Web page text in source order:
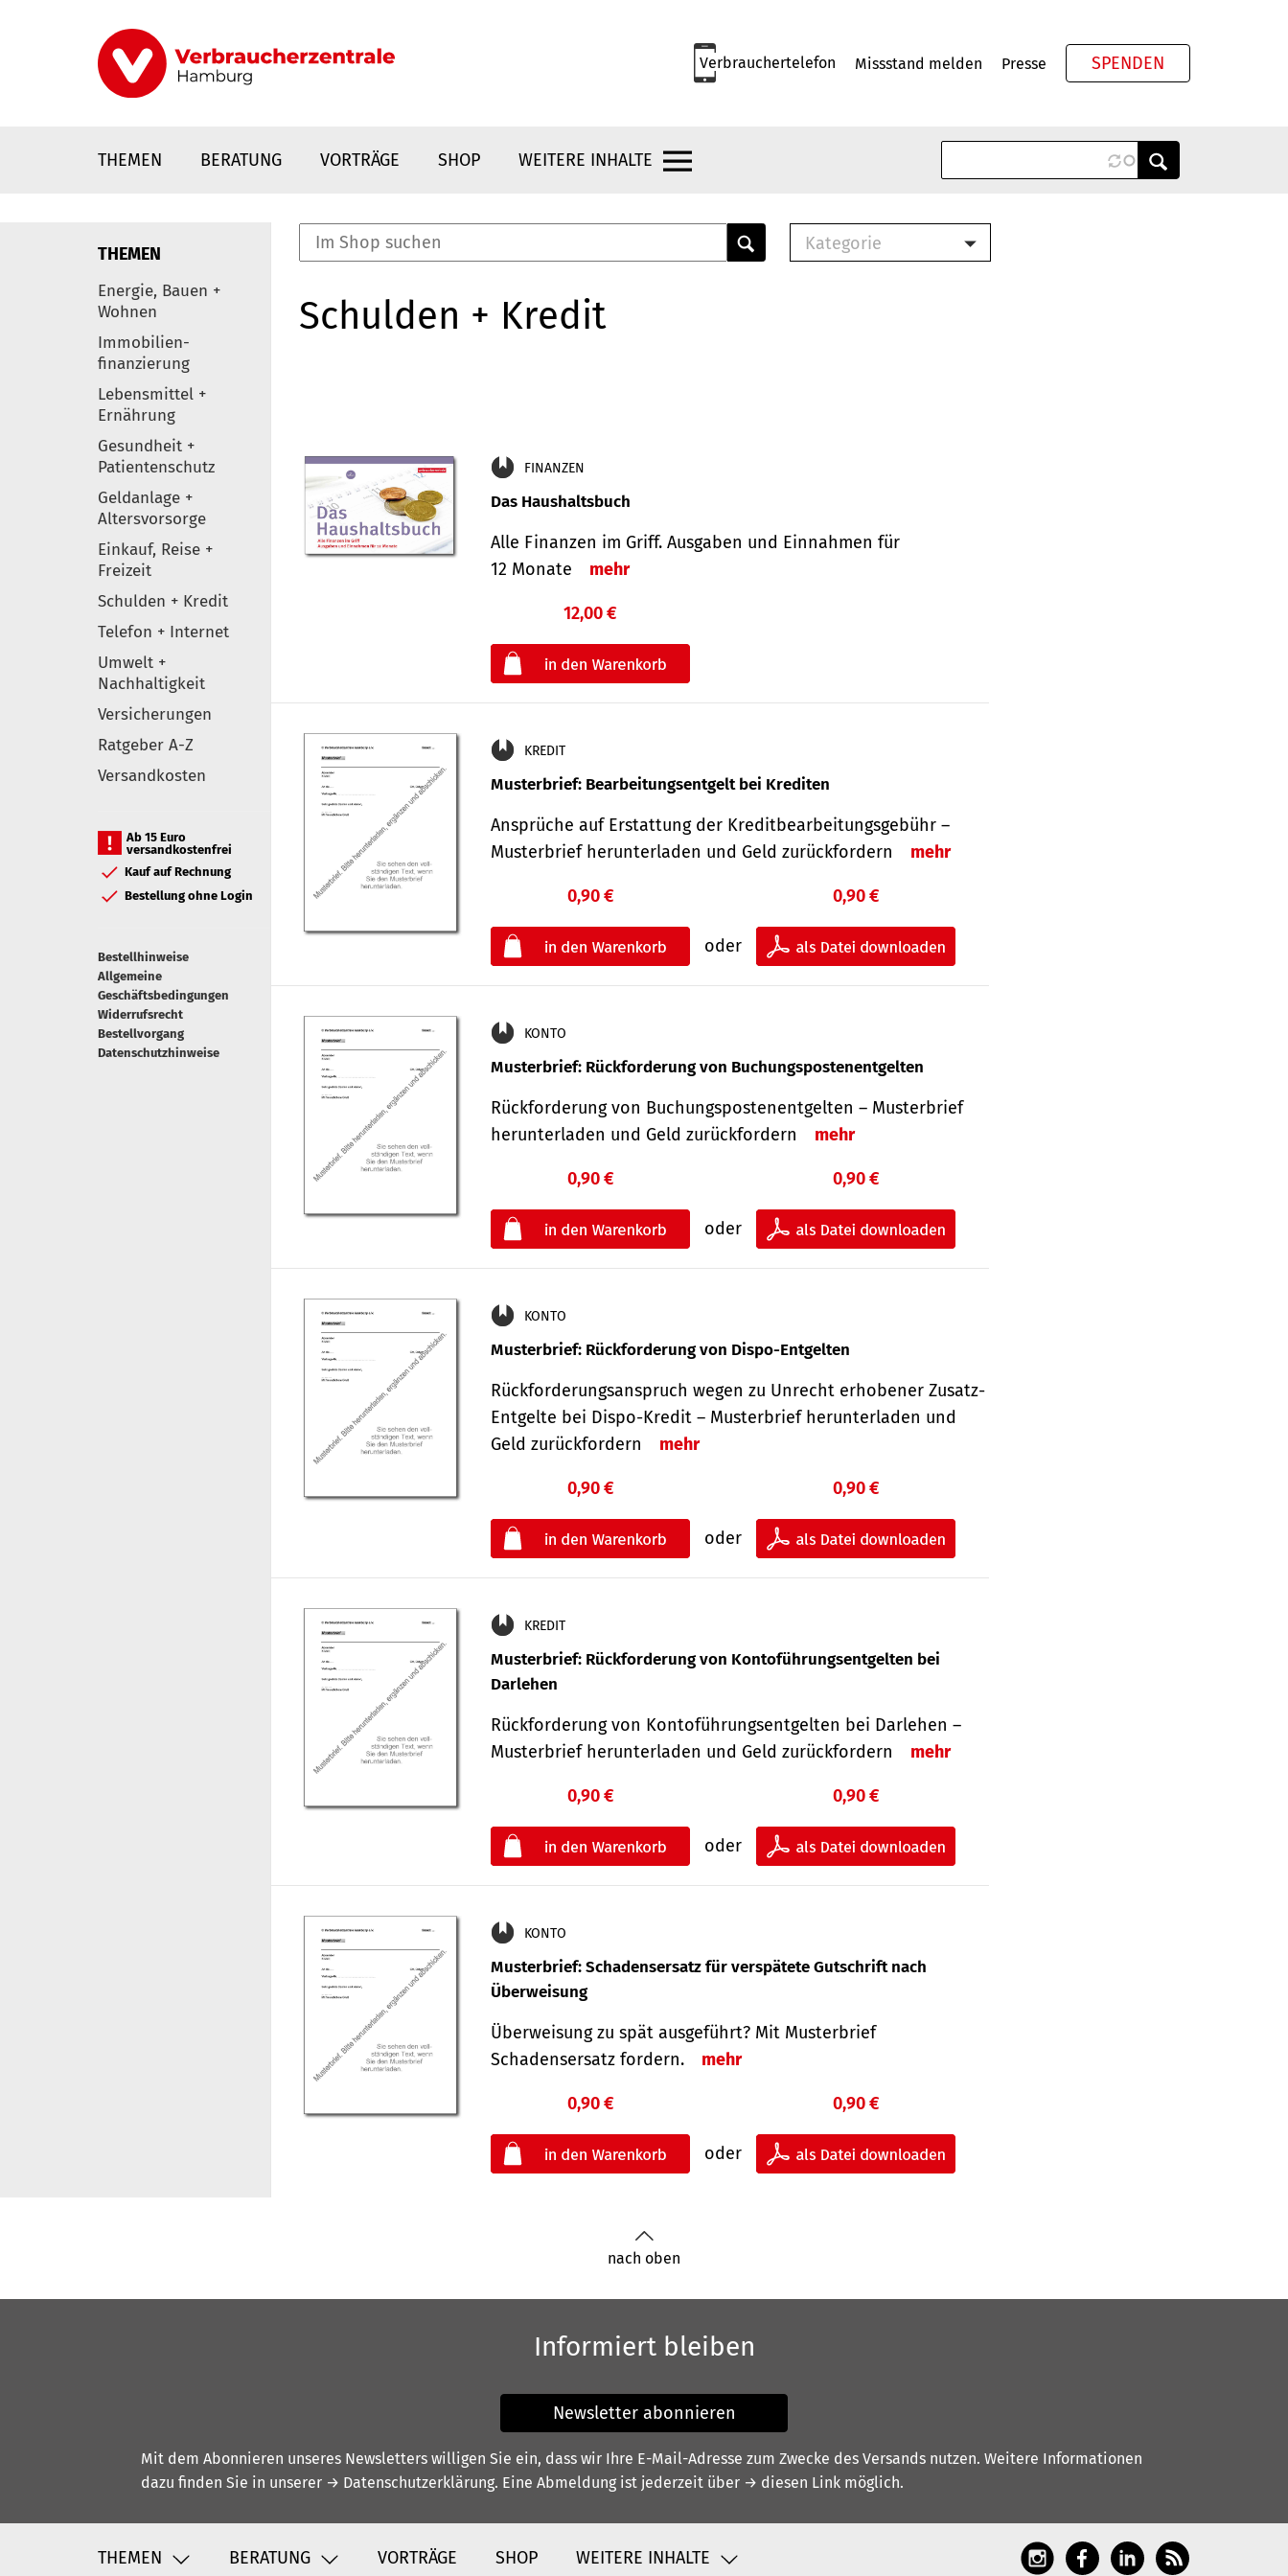
Verbrauchertelefon Missstand melden Presse SPENDEN
THEMEN BERATUNG VORTRÄGE SHOP WEITERE INHALTE
Elemente
THEMEN
Energie, Bauen +
Wohnen
Immobilien-
finanzierung
Lebensmittel +
Ernährung
Gesundheit +
Patientenschutz
Geldanlage +
Altersvorsorge
Einkauf, Reise +
Freizeit
Schulden + Kredit
Telefon + Internet
Umwelt +
Nachhaltigkeit
Versicherungen
Ratgeber A-Z
Versandkosten
Ab 15 Euro
versandkostenfrei
Kauf auf Rechnung
Bestellung ohne Login
Bestellhinweise
Allgemeine
Geschäftsbedingungen
Widerrufsrecht
Bestellvorgang
Datenschutzhinweise
Kategorie
Schulden + Kredit
FINANZEN
Das Haushaltsbuch
Alle Finanzen im Griff. Aus­gaben und Ein­nahmen für
12 Monate
mehr
12,00 €
KREDIT
Musterbrief: Bearbeitungsentgelt bei Krediten
Ansprüche auf Erstattung der Kreditbearbeitungsgebühr –
Musterbrief herunterladen und Geld zurückfordern
mehr
0,90 €
oder
0,90 €
KONTO
Musterbrief: Rückforderung von Buchungspostenentgelten
Rückforderung von Buchungspostenentgelten – Musterbrief
herunterladen und Geld zurückfordern
mehr
0,90 €
oder
0,90 €
KONTO
Musterbrief: Rückforderung von Dispo-Entgelten
Rückforderungsanspruch wegen zu Unrecht erhobener Zusatz-
Entgelte bei Dispo-Kredit – Musterbrief herunterladen und
Geld zurückfordern
mehr
0,90 €
oder
0,90 €
KREDIT
Musterbrief: Rückforderung von Kontoführungsentgelten bei
Darlehen
Rückforderung von Kontoführungsentgelten bei Darlehen –
Musterbrief herunterladen und Geld zurückfordern
mehr
0,90 €
oder
0,90 €
KONTO
Musterbrief: Schadensersatz für verspätete Gutschrift nach
Überweisung
Überweisung zu spät ausgeführt? Mit Musterbrief
Schadensersatz fordern.
mehr
0,90 €
oder
0,90 €
nach oben
Informiert bleiben
Newsletter abonnieren
Mit dem Abonnieren unseres Newsletters willigen Sie ein, dass wir Ihre E-Mail-Adresse zum Zwecke des Versands nutzen. Weitere Informationen
dazu finden Sie in unserer → Datenschutzerklärung. Eine Abmeldung ist jederzeit über → diesen Link möglich.
THEMEN BERATUNG VORTRÄGE SHOP WEITERE INHALTE